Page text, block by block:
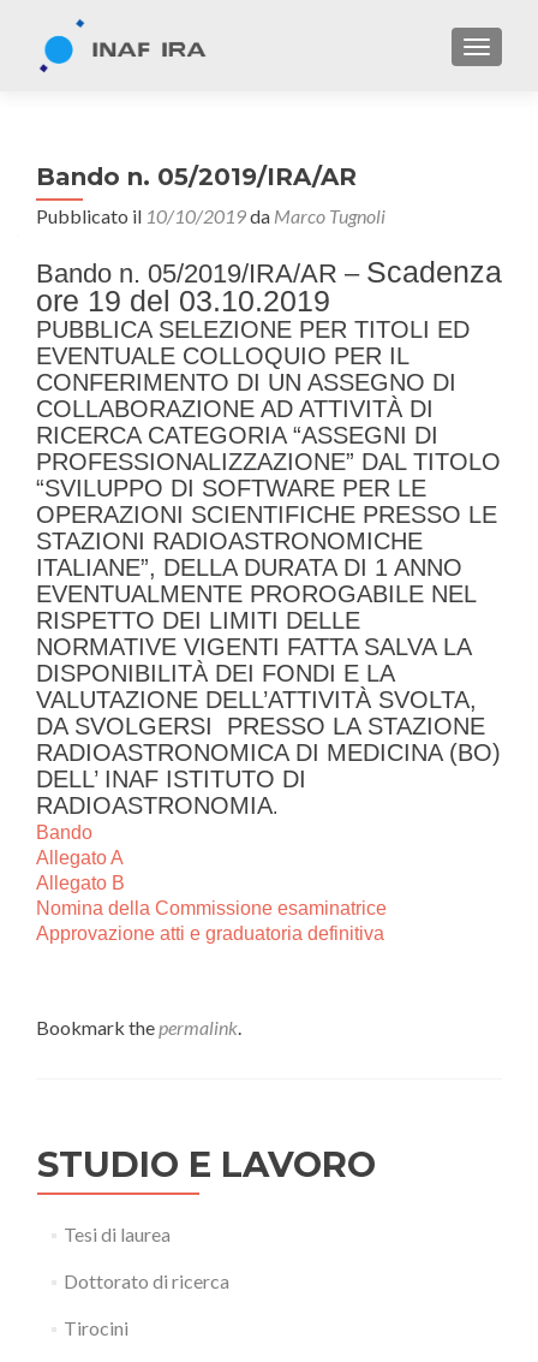
Bando n. 05/2019/IRA/AR
Pubblicato il 10/10/2019da Marco Tugnoli
Bando n. 05/2019/IRA/AR – Scadenza
ore 19 del 03.10.2019
PUBBLICA SELEZIONE PER TITOLI ED
EVENTUALE COLLOQUIO PER IL
CONFERIMENTO DI UN ASSEGNO DI
COLLABORAZIONE AD ATTIVITÀ DI
RICERCA CATEGORIA “ASSEGNI DI
PROFESSIONALIZZAZIONE” DAL TITOLO
“SVILUPPO DI SOFTWARE PER LE
OPERAZIONI SCIENTIFICHE PRESSO LE
STAZIONI RADIOASTRONOMICHE
ITALIANE”, DELLA DURATA DI 1 ANNO
EVENTUALMENTE PROROGABILE NEL
RISPETTO DEI LIMITI DELLE
NORMATIVE VIGENTI FATTA SALVA LA
DISPONIBILITÀ DEI FONDI E LA
VALUTAZIONE DELL’ATTIVITÀ SVOLTA,
DA SVOLGERSI PRESSO LA STAZIONE
RADIOASTRONOMICA DI MEDICINA (BO)
DELL’ INAF ISTITUTO DI
RADIOASTRONOMIA.
Bando
Allegato A
Allegato B
Nomina della Commissione esaminatrice
Approvazione atti e graduatoria definitiva
Bookmark thepermalink.
STUDIO E LAVORO
Tesi di laurea
Dottorato di ricerca
Tirocini